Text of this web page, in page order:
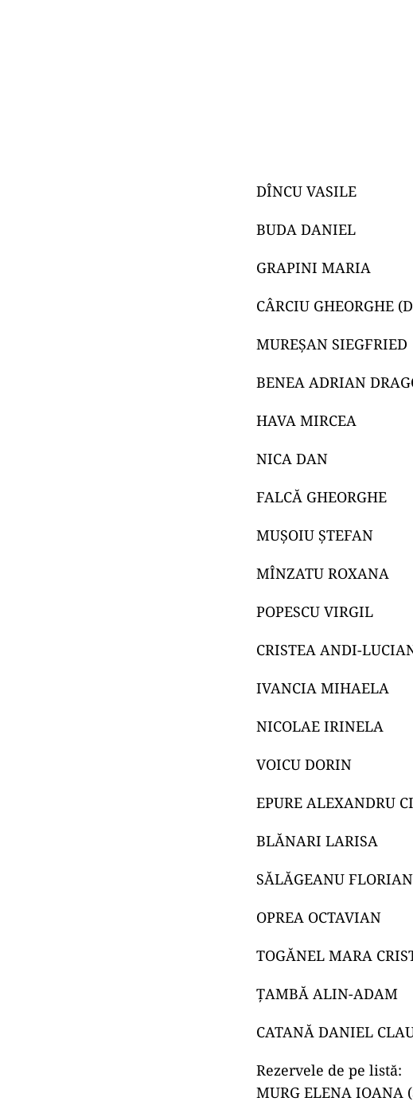
DÎNCU VASILE
BUDA DANIEL
GRAPINI MARIA
CÂRCIU GHEORGHE
MUREȘAN SIEGFRIED
BENEA ADRIAN
HAVA MIRCEA
NICA DAN
FALCĂ GHEORGHE
MUȘOIU ȘTEFAN
MÎNZATU ROXANA
POPESCU VIRGIL
CRISTEA ANDI-
IVANCIA MIHAELA
NICOLAE IRINELA
VOICU DORIN
EPURE ALEXANDRU
BLĂNARI LARISA
SĂLĂGEANU
OPREA OCTAVIAN
TOGĂNEL MARA
ȚAMBĂ ALIN-ADAM
CATANĂ DANIEL
Rezervele de pe listă:
MURG ELENA IOANA